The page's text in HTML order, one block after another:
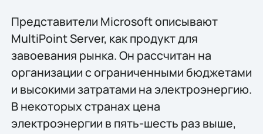
Представители Microsoft описывают
MultiPoint Server, как продукт для
завоевания рынка. Он рассчитан на
организации с ограниченными бюджетами
и высокими затратами на электроэнергию.
В некоторых странах цена
электроэнергии в пять-шесть раз выше,